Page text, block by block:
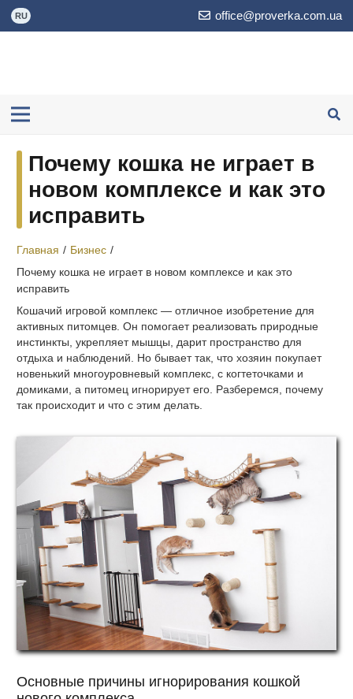
RU office@proverka.com.ua
Почему кошка не играет в
новом комплексе и как это
исправить
Главная / Бизнес /
Почему кошка не играет в новом комплексе и как это
исправить
Кошачий игровой комплекс — отличное изобретение для
активных питомцев. Он помогает реализовать природные
инстинкты, укрепляет мышцы, дарит пространство для
отдыха и наблюдений. Но бывает так, что хозяин покупает
новенький многоуровневый комплекс, с когтеточками и
домиками, а питомец игнорирует его. Разберемся, почему
так происходит и что с этим делать.
Основные причины игнорирования кошкой